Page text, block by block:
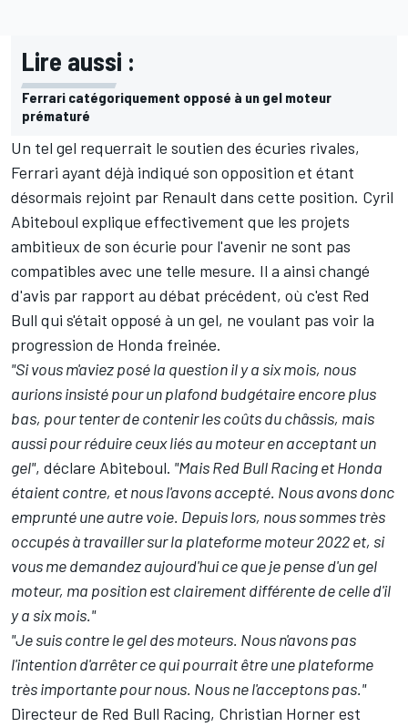
Lire aussi :
Ferrari catégoriquement opposé à un gel moteur
prématuré
Un tel gel requerrait le soutien des écuries rivales,
Ferrari ayant déjà indiqué son opposition et étant
désormais rejoint par Renault dans cette position. Cyril
Abiteboul explique effectivement que les projets
ambitieux de son écurie pour l'avenir ne sont pas
compatibles avec une telle mesure. Il a ainsi changé
d'avis par rapport au débat précédent, où c'est Red
Bull qui s'était opposé à un gel, ne voulant pas voir la
progression de Honda freinée.
"Si vous m'aviez posé la question il y a six mois, nous
aurions insisté pour un plafond budgétaire encore plus
bas, pour tenter de contenir les coûts du châssis, mais
aussi pour réduire ceux liés au moteur en acceptant un
gel", déclare Abiteboul. "Mais Red Bull Racing et Honda
étaient contre, et nous l'avons accepté. Nous avons donc
emprunté une autre voie. Depuis lors, nous sommes très
occupés à travailler sur la plateforme moteur 2022 et, si
vous me demandez aujourd'hui ce que je pense d'un gel
moteur, ma position est clairement différente de celle d'il
y a six mois."
"Je suis contre le gel des moteurs. Nous n'avons pas
l'intention d'arrêter ce qui pourrait être une plateforme
très importante pour nous. Nous ne l'acceptons pas."
Directeur de Red Bull Racing, Christian Horner est